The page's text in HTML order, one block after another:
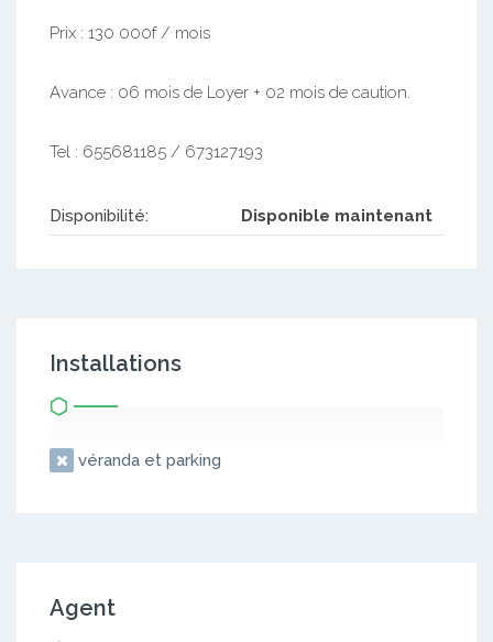
Prix : 130 000f / mois
Avance : 06 mois de Loyer + 02 mois de caution.
Tel : 655681185 / 673127193
Disponibilité: Disponible maintenant
Installations
véranda et parking
Agent